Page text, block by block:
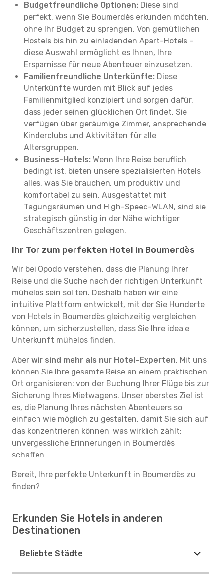
Budgetfreundliche Optionen: Diese sind
perfekt, wenn Sie Boumerdès erkunden möchten,
ohne Ihr Budget zu sprengen. Von gemütlichen
Hostels bis hin zu einladenden Apart-Hotels –
diese Auswahl ermöglicht es Ihnen, Ihre
Ersparnisse für neue Abenteuer einzusetzen.
Familienfreundliche Unterkünfte: Diese
Unterkünfte wurden mit Blick auf jedes
Familienmitglied konzipiert und sorgen dafür,
dass jeder seinen glücklichen Ort findet. Sie
verfügen über geräumige Zimmer, ansprechende
Kinderclubs und Aktivitäten für alle
Altersgruppen.
Business-Hotels: Wenn Ihre Reise beruflich
bedingt ist, bieten unsere spezialisierten Hotels
alles, was Sie brauchen, um produktiv und
komfortabel zu sein. Ausgestattet mit
Tagungsräumen und High-Speed-WLAN, sind sie
strategisch günstig in der Nähe wichtiger
Geschäftszentren gelegen.
Ihr Tor zum perfekten Hotel in Boumerdès
Wir bei Opodo verstehen, dass die Planung Ihrer
Reise und die Suche nach der richtigen Unterkunft
mühelos sein sollten. Deshalb haben wir eine
intuitive Plattform entwickelt, mit der Sie Hunderte
von Hotels in Boumerdès gleichzeitig vergleichen
können, um sicherzustellen, dass Sie Ihre ideale
Unterkunft mühelos finden.
Aber wir sind mehr als nur Hotel-Experten. Mit uns
können Sie Ihre gesamte Reise an einem praktischen
Ort organisieren: von der Buchung Ihrer Flüge bis zur
Sicherung Ihres Mietwagens. Unser oberstes Ziel ist
es, die Planung Ihres nächsten Abenteuers so
einfach wie möglich zu gestalten, damit Sie sich auf
das konzentrieren können, was wirklich zählt:
unvergessliche Erinnerungen in Boumerdès
schaffen.
Bereit, Ihre perfekte Unterkunft in Boumerdès zu
finden?
Erkunden Sie Hotels in anderen
Destinationen
Beliebte Städte